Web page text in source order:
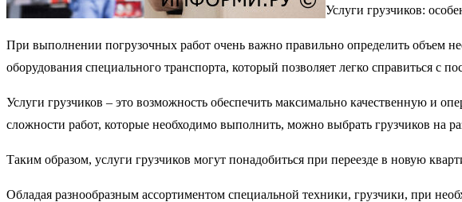
Услуги грузчиков:
При выполнении погрузочных работ очень важно правильно определить объем
оборудования специального транспорта, который позволяет легко справиться с
Услуги грузчиков – это возможность обеспечить максимально качественную и
сложности работ, которые необходимо выполнить, можно выбрать грузчиков на
Таким образом, услуги грузчиков могут понадобиться при переезде в новую
Обладая разнообразным ассортиментом специальной техники, грузчики, при